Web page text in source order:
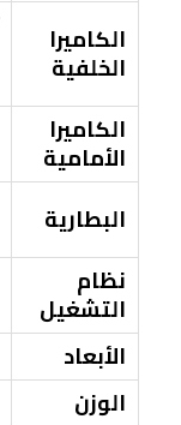
الكاميرا
الخلفية
الكاميرا
الأمامية
البطارية
نظام
التشغيل
الأبعاد
الوزن